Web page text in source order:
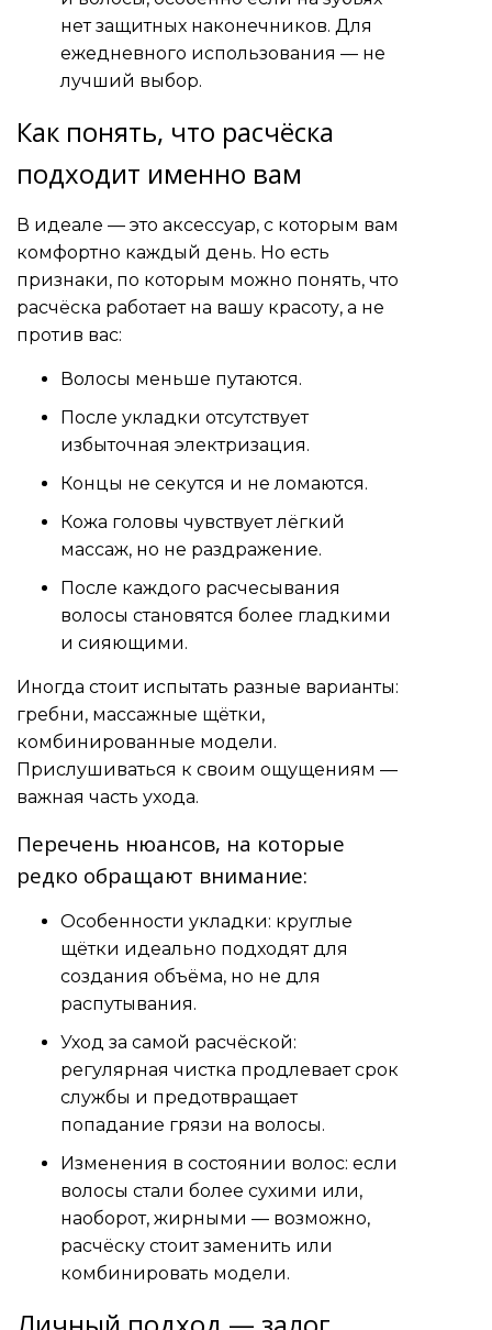
нет защитных наконечников. Для
ежедневного использования — не
лучший выбор.
Как понять, что расчёска
подходит именно вам
В идеале — это аксессуар, с которым вам
комфортно каждый день. Но есть
признаки, по которым можно понять, что
расчёска работает на вашу красоту, а не
против вас:
Волосы меньше путаются.
После укладки отсутствует
избыточная электризация.
Концы не секутся и не ломаются.
Кожа головы чувствует лёгкий
массаж, но не раздражение.
После каждого расчесывания
волосы становятся более гладкими
и сияющими.
Иногда стоит испытать разные варианты:
гребни, массажные щётки,
комбинированные модели.
Прислушиваться к своим ощущениям —
важная часть ухода.
Перечень нюансов, на которые
редко обращают внимание:
Особенности укладки: круглые
щётки идеально подходят для
создания объёма, но не для
распутывания.
Уход за самой расчёской:
регулярная чистка продлевает срок
службы и предотвращает
попадание грязи на волосы.
Изменения в состоянии волос: если
волосы стали более сухими или,
наоборот, жирными — возможно,
расчёску стоит заменить или
комбинировать модели.